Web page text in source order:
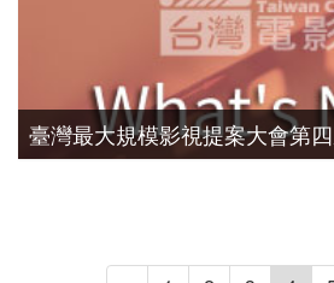
臺灣最大規模影視提案大會第
跑